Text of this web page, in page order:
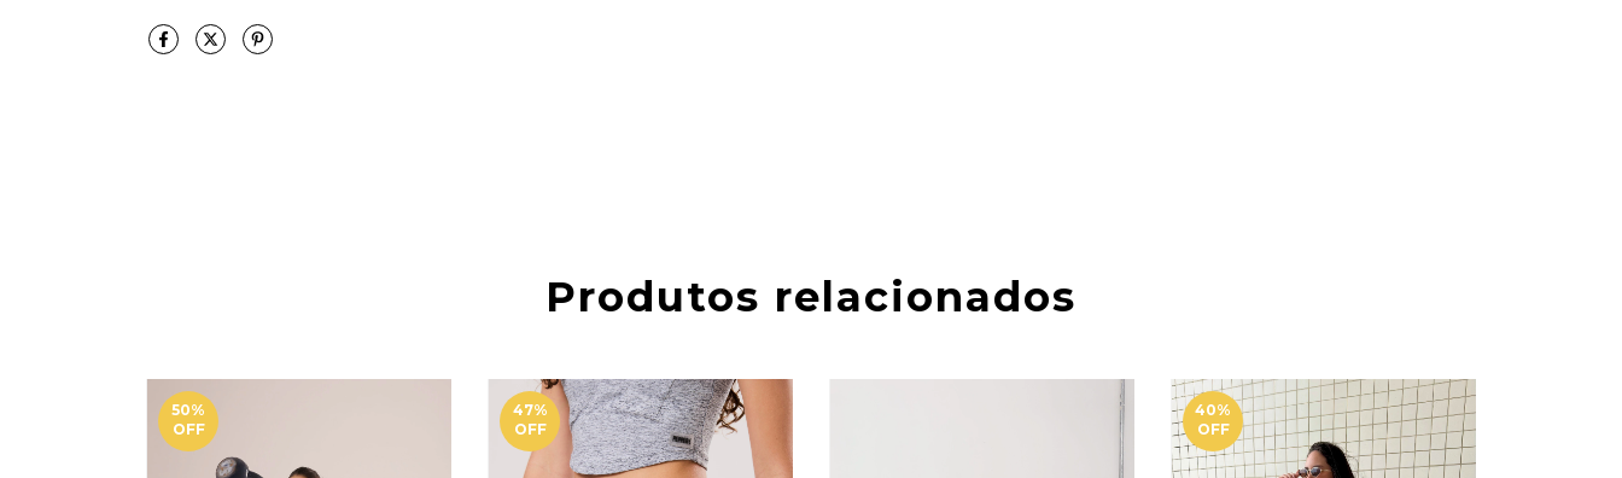
Produtos relacionados
50%
OFF
47%
OFF
40%
OFF